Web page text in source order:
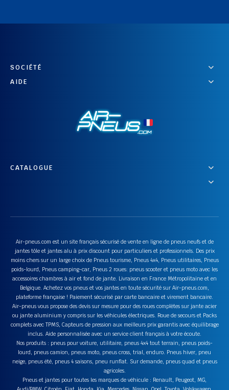
SOCIÉTÉ
AIDE
CATALOGUE
Air-pneus.com est un site français sécurisé de vente en ligne de pneus neufs et de
jantes tôle et jantes alu à prix discount pour particuliers et professionnels. Des prix
moins chers sur un large choix de Pneus tourisme, Pneus 4x4, Pneus utilitaires, Pneus
poids-lourd, Pneus camping-car, Pneus 2 roues: pneus scooter et pneus moto avec les
accessoires chambres à air et fond de jante. Livraison en France Métropolitaine et en
Belgique. Achetez vos pneus et vos jantes en toute sécurité sur Air-pneus.com,
plateforme française ! Paiement sécurisé par carte bancaire et virement bancaire.
Air-pneus vous propose des devis sur mesure pour des roues complètes sur jante acier
ou jante aluminium y compris sur les véhicules électriques. Roue de secours et Packs
complets avec TPMS, Capteurs de pression aux meilleurs prix garantis avec équilibrage
inclus. Aide personnalisée avec un service client français à votre écoute.
Nos produits : pneus pour voiture, utilitaire, pneus 4x4 tout terrain, pneus poids-
lourd, pneus camion, pneus moto, pneus cross, trial, enduro. Pneus hiver, pneu
neige, pneus été, pneus 4 saisons, pneu runflat. Sur demande, pneus quad et pneus
agricoles.
Pneus et jantes pour toutes les marques de véhicule : Renault, Peugeot, MG,